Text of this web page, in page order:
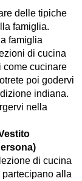
delle tipiche
famiglia.
famiglia
di cucina
come cucinare
poi godervi
indiana.
nella
di cucina
alla